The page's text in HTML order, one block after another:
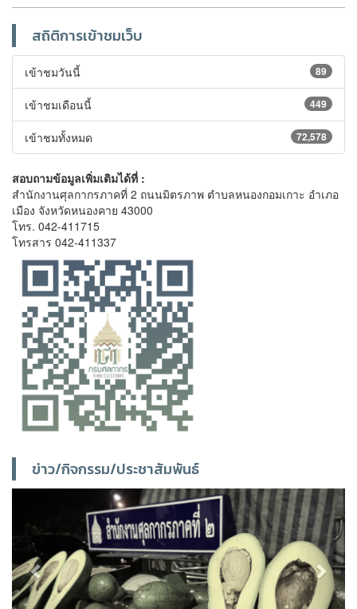
สถิติการเข้าชมเว็บ
89
เข้าชมวันนี้
449
เข้าชมเดือนนี้
72,578
เข้าชมทั้งหมด
สอบถามข้อมูลเพิ่มเติมได้ที่ :
สำนักงานศุลกากรภาคที่ 2 ถนนมิตรภาพ ตำบลหนองกอมเกาะ อำเภอ
เมือง จังหวัดหนองคาย 43000
โทร. 042-411715
โทรสาร 042-411337
ข่าว/กิจกรรม/ประชาสัมพันธ์
Next